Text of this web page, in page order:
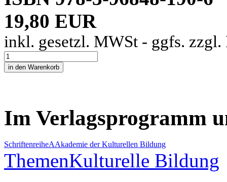
19,80 EUR
inkl. gesetzl. MWSt - ggfs. zzgl.
Im Verlagsprogramm
SchriftenreiheAAkademie der Kulturellen Bildung
ThemenKulturelle Bildung